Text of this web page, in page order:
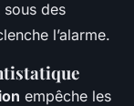
des
l’alarme.
empêche les